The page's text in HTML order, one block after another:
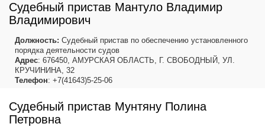
Судебный пристав Мантуло Владимир
Владимирович
Должность: Судебный пристав по обеспечению установленного
порядка деятельности судов
Адрес: 676450, АМУРСКАЯ ОБЛАСТЬ, Г. СВОБОДНЫЙ, УЛ.
КРУЧИНИНА, 32
Телефон: +7(41643)5-25-06
Судебный пристав Мунтяну Полина
Петровна